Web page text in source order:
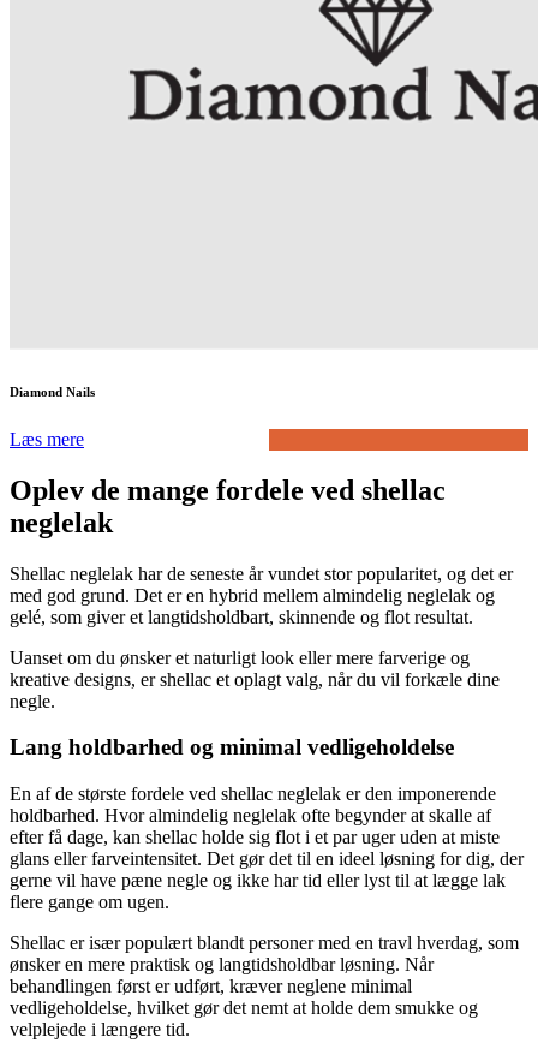
Diamond Nails
Læs mere
Oplev de mange fordele ved shellac
neglelak
Shellac neglelak har de seneste år vundet stor popularitet, og det er
med god grund. Det er en hybrid mellem almindelig neglelak og
gelé, som giver et langtidsholdbart, skinnende og flot resultat.
Uanset om du ønsker et naturligt look eller mere farverige og
kreative designs, er shellac et oplagt valg, når du vil forkæle dine
negle.
Lang holdbarhed og minimal vedligeholdelse
En af de største fordele ved shellac neglelak er den imponerende
holdbarhed. Hvor almindelig neglelak ofte begynder at skalle af
efter få dage, kan shellac holde sig flot i et par uger uden at miste
glans eller farveintensitet. Det gør det til en ideel løsning for dig, der
gerne vil have pæne negle og ikke har tid eller lyst til at lægge lak
flere gange om ugen.
Shellac er især populært blandt personer med en travl hverdag, som
ønsker en mere praktisk og langtidsholdbar løsning. Når
behandlingen først er udført, kræver neglene minimal
vedligeholdelse, hvilket gør det nemt at holde dem smukke og
velplejede i længere tid.